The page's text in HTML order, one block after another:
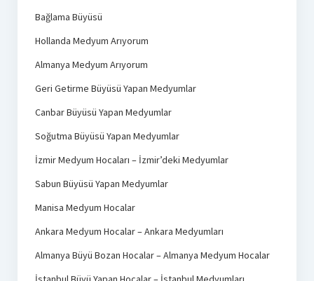
Bağlama Büyüsü
Hollanda Medyum Arıyorum
Almanya Medyum Arıyorum
Geri Getirme Büyüsü Yapan Medyumlar
Canbar Büyüsü Yapan Medyumlar
Soğutma Büyüsü Yapan Medyumlar
İzmir Medyum Hocaları – İzmir’deki Medyumlar
Sabun Büyüsü Yapan Medyumlar
Manisa Medyum Hocalar
Ankara Medyum Hocalar – Ankara Medyumları
Almanya Büyü Bozan Hocalar – Almanya Medyum Hocalar